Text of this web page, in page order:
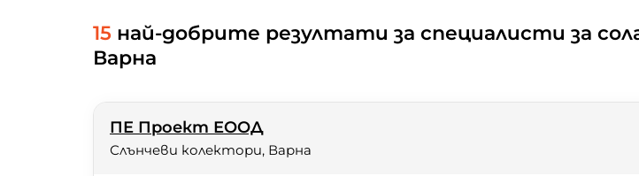
15 най-добрите резултати за специалисти за
Варна
ПЕ Проект ЕООД
Слънчеви колектори, Варна